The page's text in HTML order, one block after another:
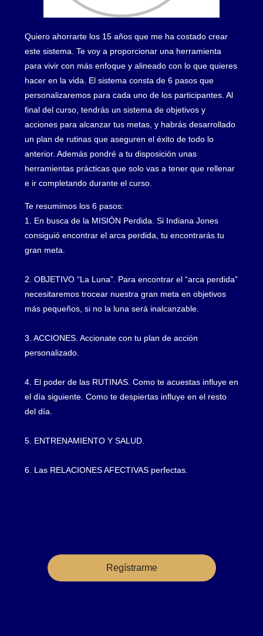
Quiero ahorrarte los 15 años que me ha costado crear
este sistema. Te voy a proporcionar una herramienta
para vivir con más enfoque y alineado con lo que quieres
hacer en la vida. El sistema consta de 6 pasos que
personalizaremos para cada uno de los participantes. Al
final del curso, tendrás un sistema de objetivos y
acciones para alcanzar tus metas, y habrás desarrollado
un plan de rutinas que aseguren el éxito de todo lo
anterior. Además pondré a tu disposición unas
herramientas prácticas que solo vas a tener que rellenar
e ir completando durante el curso.
Te resumimos los 6 pasos:
1. En busca de la MISIÓN Perdida. Si Indiana Jones
consiguió encontrar el arca perdida, tu encontrarás tu
gran meta.
2. OBJETIVO “La Luna”. Para encontrar el “arca perdida”
necesitaremos trocear nuestra gran meta en objetivos
más pequeños, si no la luna será inalcanzable.
3. ACCIONES. Accionate con tu plan de acción
personalizado.
4. El poder de las RUTINAS. Como te acuestas influye en
el día siguiente. Como te despiertas influye en el resto
del día.
5. ENTRENAMIENTO Y SALUD.
6. Las RELACIONES AFECTIVAS perfectas.
Regístrarme